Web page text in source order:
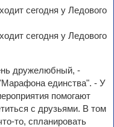
дружелюбный, -
единства". - У
помогают
с друзьями. В том
то, спланировать